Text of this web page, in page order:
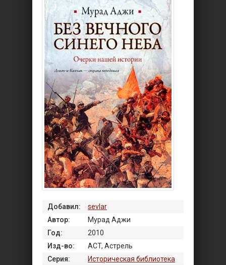
Добавил:
sevlar
Автор:
Мурад Аджи
Год:
2010
Изд-во:
ACT, Астрель
Серия:
Историческая библиотека